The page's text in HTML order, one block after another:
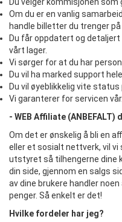
Om du er en vanlig
handle billetter du trenger på
Du får oppdatert og
vårt lager.
Vi sørger for at du har
Du vil ha marked support
Du vil øyeblikkelig vite
Vi garanterer for servicen vår.
- WEB Affiliate (ANBEFALT)
Om det er ønskelig å bli en
eller et sosialt nettverk, vil vi
utstyret så tilhengerne dine
din side, gjennom en salgs
av dine brukere handler
penger. Så enkelt er det!
Hvilke fordeler har jeg?